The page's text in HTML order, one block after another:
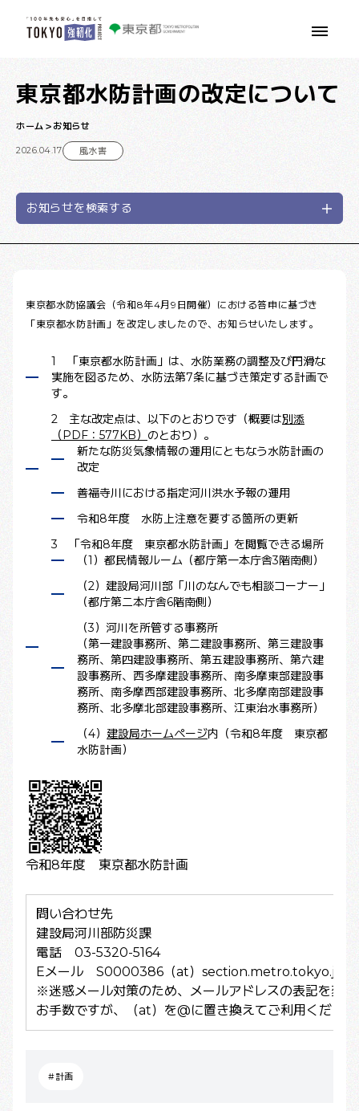
本文へ移動
東京都水防計画の改定について
ホーム お知らせ
2026.04.17 風水害
お知らせを検索する
東京都水防協議会（令和8年4月9日開催）における答申に基づき
「東京都水防計画」を改定しましたので、お知らせいたします。
1 「東京都水防計画」は、水防業務の調整及び円滑な
実施を図るため、水防法第7条に基づき策定する計画で
す。
2 主な改定点は、以下のとおりです（概要は別添
（PDF：577KB） のとおり）。
新たな防災気象情報の運用にともなう水防計画の
改定
善福寺川における指定河川洪水予報の運用
令和8年度 水防上注意を要する箇所の更新
3 「令和8年度 東京都水防計画」を閲覧できる場所
（1）都民情報ルーム（都庁第一本庁舎3階南側）
（2）建設局河川部「川のなんでも相談コーナー」
（都庁第二本庁舎6階南側）
（3）河川を所管する事務所
（第一建設事務所、第二建設事務所、第三建設事
務所、第四建設事務所、第五建設事務所、第六建
設事務所、西多摩建設事務所、南多摩東部建設事
務所、南多摩西部建設事務所、北多摩南部建設事
務所、北多摩北部建設事務所、江東治水事務所）
（4） 建設局ホームページ内（令和8年度 東京都
水防計画）
令和8年度 東京都水防計画
問い合わせ先
建設局河川部防災課
電話 03-5320-5164
Eメール S0000386（at）section.metro.tokyo.jp
※迷惑メール対策のため、メールアドレスの表記を変
お手数ですが、（at）を@に置き換えてご利用くださ
#計画